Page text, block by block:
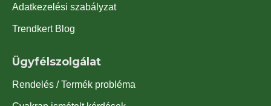
Adatkezelési szabályzat
Trendkert Blog
Ügyfélszolgálat
Rendelés / Termék probléma